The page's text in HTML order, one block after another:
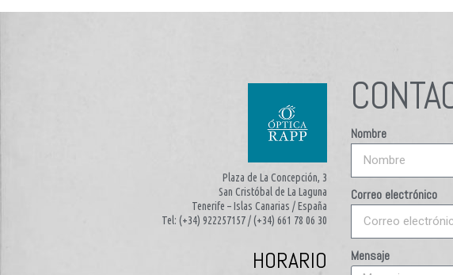
Plaza de La Concepción, 3
San Cristóbal de La Laguna
Tenerife – Islas Canarias / España
Tel: (+34) 922257157 / (+34) 661 78 06 30
HORARIO
Nombre
Correo electrónico
Mensaje